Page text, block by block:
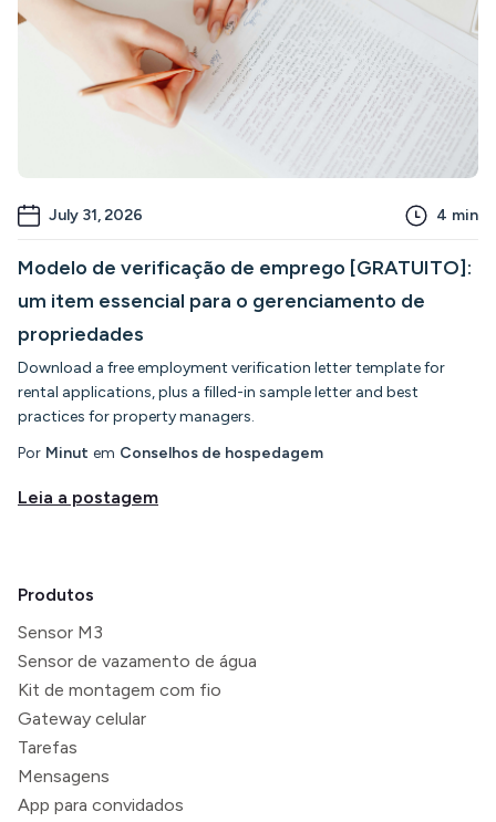
July 31, 2026 4 min
Modelo de verificação de emprego [GRATUITO]:
um item essencial para o gerenciamento de
propriedades
Download a free employment verification letter template for
rental applications, plus a filled-in sample letter and best
practices for property managers.
Por Minut em Conselhos de hospedagem
Leia a postagem
Produtos
Sensor M3
Sensor de vazamento de água
Kit de montagem com fio
Gateway celular
Tarefas
Mensagens
App para convidados